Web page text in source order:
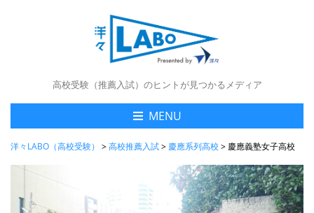
高校受験（推薦入試）のヒントが見つかるメディア
MENU
洋々LABO（高校受験） >高校推薦入試> 慶應系列高校> 慶應義塾女子高校